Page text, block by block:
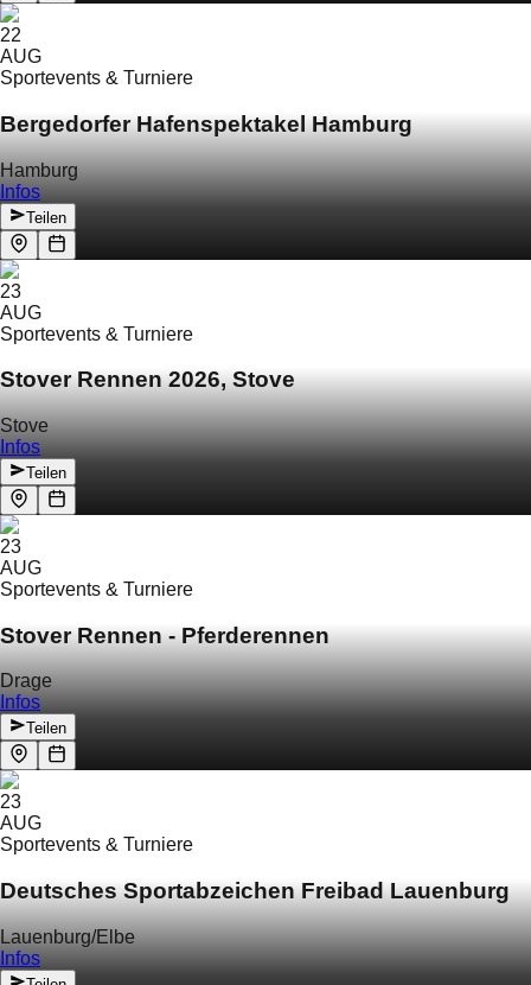
22
AUG
Sportevents & Turniere
Bergedorfer Hafenspektakel Hamburg
Hamburg
Infos
Teilen
23
AUG
Sportevents & Turniere
Stover Rennen 2026, Stove
Stove
Infos
Teilen
23
AUG
Sportevents & Turniere
Stover Rennen - Pferderennen
Drage
Infos
Teilen
23
AUG
Sportevents & Turniere
Deutsches Sportabzeichen Freibad Lauenburg
Lauenburg/Elbe
Infos